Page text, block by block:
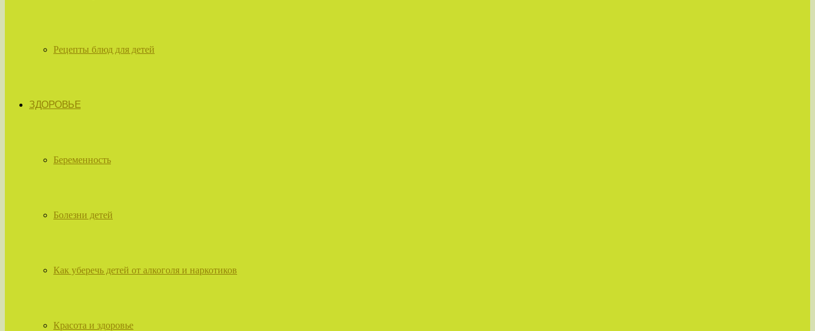
Рецепты блюд для детей
ЗДОРОВЬЕ
Беременность
Болезни детей
Как уберечь детей от алкоголя и наркотиков
Красота и здоровье